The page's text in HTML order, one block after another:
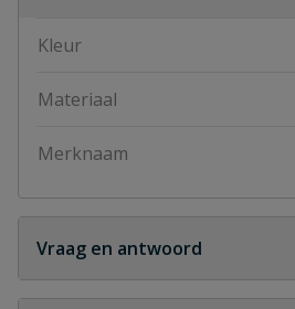
Kleur
Materiaal
Merknaam
Vraag en antwoord
Geen vragen